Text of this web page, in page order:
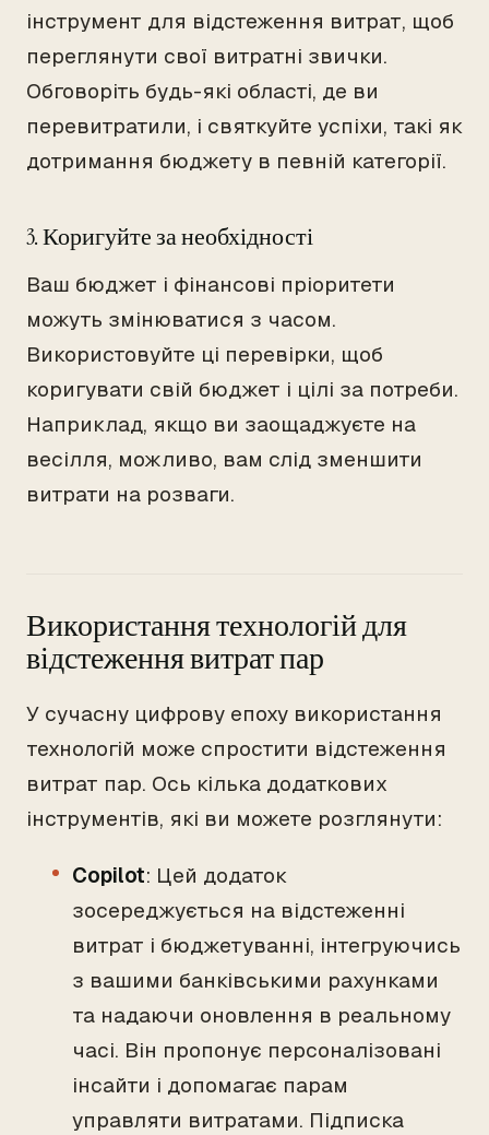
інструмент для відстеження витрат, щоб
переглянути свої витратні звички.
Обговоріть будь-які області, де ви
перевитратили, і святкуйте успіхи, такі як
дотримання бюджету в певній категорії.
3. Коригуйте за необхідності
Ваш бюджет і фінансові пріоритети
можуть змінюватися з часом.
Використовуйте ці перевірки, щоб
коригувати свій бюджет і цілі за потреби.
Наприклад, якщо ви заощаджуєте на
весілля, можливо, вам слід зменшити
витрати на розваги.
Використання технологій для
відстеження витрат пар
У сучасну цифрову епоху використання
технологій може спростити відстеження
витрат пар. Ось кілька додаткових
інструментів, які ви можете розглянути:
Copilot: Цей додаток
зосереджується на відстеженні
витрат і бюджетуванні, інтегруючись
з вашими банківськими рахунками
та надаючи оновлення в реальному
часі. Він пропонує персоналізовані
інсайти і допомагає парам
управляти витратами. Підписка